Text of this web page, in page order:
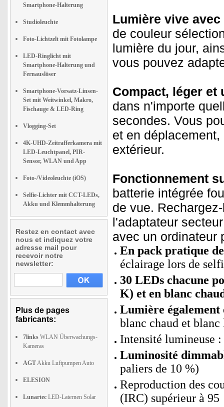
Smartphone-Halterung
Studioleuchte
Foto-Lichtzelt mit Fotolampe
LED-Ringlicht mit
Smartphone-Halterung und
Fernauslöser
Smartphone-Vorsatz-Linsen-
Set mit Weitwinkel, Makro,
Fischauge & LED-Ring
Vlogging-Set
4K-UHD-Zeitrafferkamera mit
LED-Leuchtpanel, PIR-
Sensor, WLAN und App
Foto-/Videoleuchte (iOS)
Selfie-Lichter mit CCT-LEDs,
Akku und Klemmhalterung
Restez en contact avec
nous et indiquez votre
adresse mail pour
recevoir notre
newsletter:
Plus de pages
fabricants:
7links WLAN Überwachungs-
Kameras
AGTAkku Luftpumpen Auto
ELESION
Lunartec LED-Laternen Solar
Lumière vive
de couleur
lumière du jour,
vous pouvez
Compact, léger et
dans n'importe
secondes. Vous
et en
extérieur.
Fonctionnement
batterie intégrée
de vue.
l'adaptateur
avec un ordinateur
En pack pratique
éclairage lors de
30 LEDs chacune
K) et en blanc
Lumière également
blanc chaud et
Intensité lumineuse
Luminosité
paliers de 10 %)
Reproduction des
(IRC) supérieur à 95